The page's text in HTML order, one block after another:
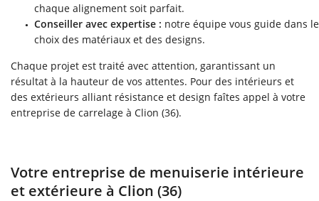
chaque alignement soit parfait.
Conseiller avec expertise : notre équipe vous guide dans le
choix des matériaux et des designs.
Chaque projet est traité avec attention, garantissant un
résultat à la hauteur de vos attentes. Pour des intérieurs et
des extérieurs alliant résistance et design faîtes appel à votre
entreprise de carrelage à Clion (36).
Votre entreprise de menuiserie intérieure
et extérieure à Clion (36)